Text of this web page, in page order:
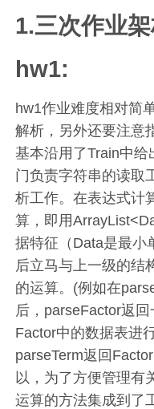
1.三次作业
hw1:
hw1作业难度相对简
解析，另外还要注意
基本沿用了Train中
门负责字符串的读取
析工作。在表达式计
算，即用
据特征（Data是最小
后立马与上一级的结
的运算。(例如在
后，parseFactor返
Factor中的数据表进
parseTerm返回
以，为了方便管理有
运算的方法集成到了